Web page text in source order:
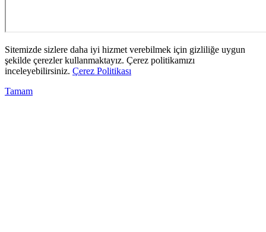
Sitemizde sizlere daha iyi hizmet verebilmek için gizliliğe uygun
şekilde çerezler kullanmaktayız. Çerez politikamızı
inceleyebilirsiniz. Çerez Politikası
Tamam